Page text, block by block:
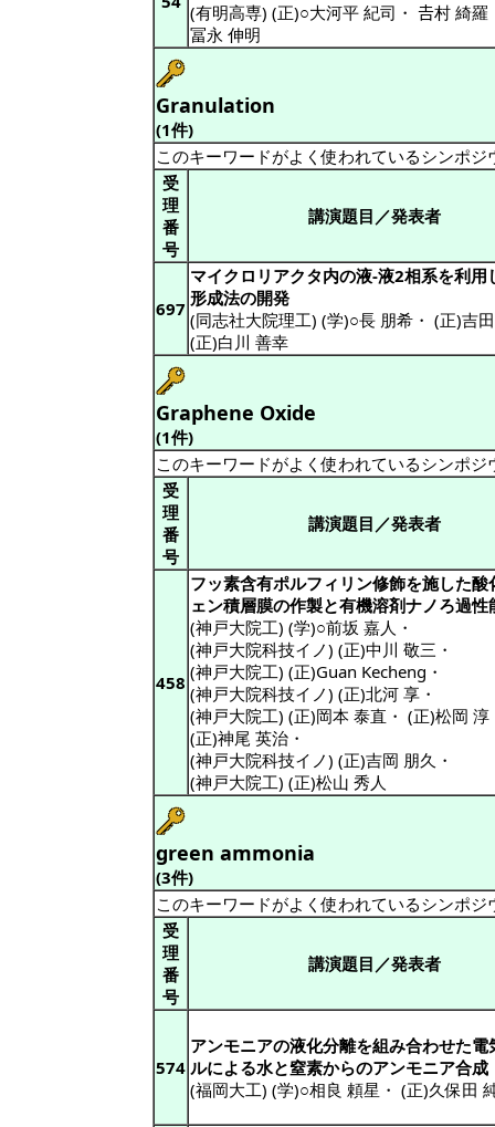
(有明高専) (正)○大河平 紀司 ・ 𠮷村 綺羅
冨永 伸明
Granulation
(1件)
このキーワードがよく使われているシンポ
受
理
番
号
講演題目／発表者
697
マイクロリアクタ内の液-液2相系を利用
形成法の開発
(同志社大院理工) (学)○長 朋希 ・ (正)吉
(正)白川 善幸
Graphene Oxide
(1件)
このキーワードがよく使われているシンポ
受
理
番
号
講演題目／発表者
458
フッ素含有ポルフィリン修飾を施した酸
ェン積層膜の作製と有機溶剤ナノろ過性
(神戸大院工) (学)○前坂 嘉人 ・
(神戸大院科技イノ) (正)中川 敬三 ・
(神戸大院工) (正)Guan Kecheng ・
(神戸大院科技イノ) (正)北河 享 ・
(神戸大院工) (正)岡本 泰直 ・ (正)松岡 淳
(正)神尾 英治 ・
(神戸大院科技イノ) (正)吉岡 朋久 ・
(神戸大院工) (正)松山 秀人
green ammonia
(3件)
このキーワードがよく使われているシンポ
受
理
番
号
講演題目／発表者
574
アンモニアの液化分離を組み合わせた電
ルによる水と窒素からのアンモニア合成
(福岡大工) (学)○相良 頼星 ・ (正)久保田